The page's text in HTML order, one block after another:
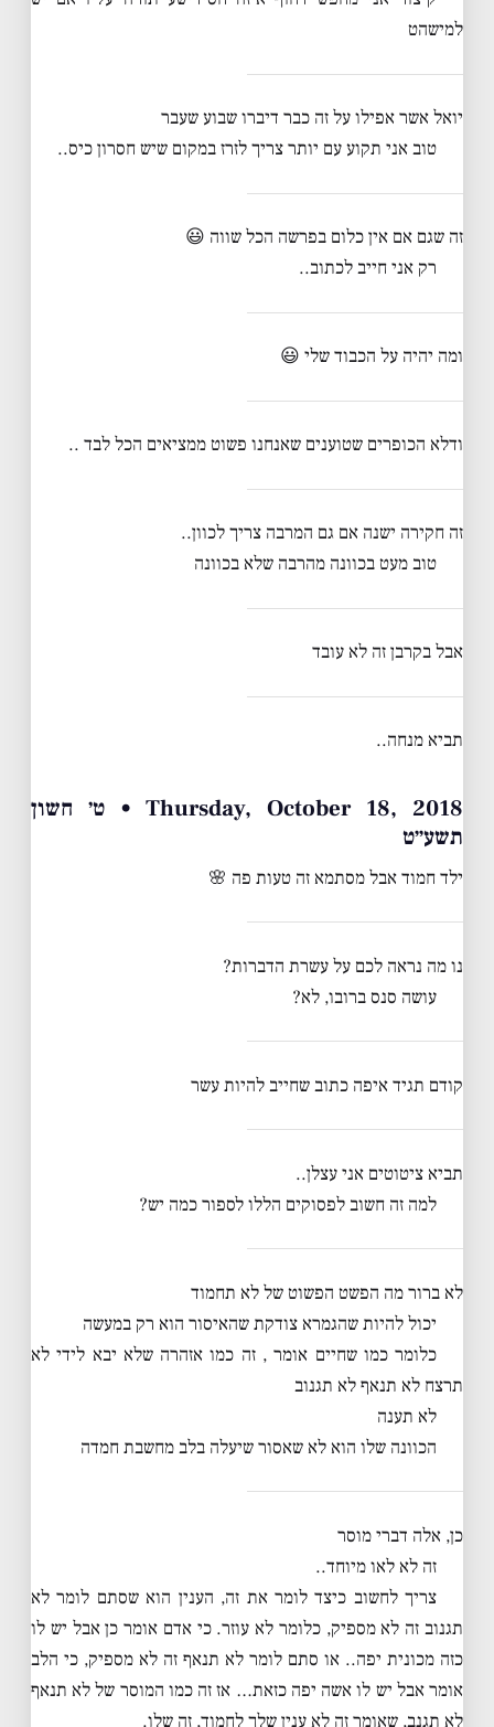
למישהט
יואל אשר אפילו על זה כבר דיברו שבוע שעבר
טוב אני תקוע עם יותר צריך לזרז במקום שיש חסרון כיס..
זה שגם אם אין כלום בפרשה הכל שווה 😃
רק אני חייב לכתוב..
ומה יהיה על הכבוד שלי 😃
ודלא הכופרים שטוענים שאנחנו פשוט ממציאים הכל לבד ..
זה חקירה ישנה אם גם המרבה צריך לכוון..
טוב מעט בכוונה מהרבה שלא בכוונה
אבל בקרבן זה לא עובד
תביא מנחה..
Thursday, October 18, 2018 • ט׳ חשון
תשע״ט
ילד חמוד אבל מסתמא זה טעות פה 🌸
נו מה נראה לכם על עשרת הדברות?
עושה סנס ברובו, לא?
קודם תגיד איפה כתוב שחייב להיות עשר
תביא ציטוטים אני עצלן..
למה זה חשוב לפסוקים הללו לספור כמה יש?
לא ברור מה הפשט הפשוט של לא תחמוד
יכול להיות שהגמרא צודקת שהאיסור הוא רק במעשה
כלומר כמו שחיים אומר , זה כמו אזהרה שלא יבא לידי לא
תרצח לא תנאף לא תגנוב
לא תענה
הכוונה שלו הוא לא שאסור שיעלה בלב מחשבת חמדה
כן, אלה דברי מוסר
זה לא לאו מיוחד..
צריך לחשוב כיצד לומר את זה, הענין הוא שסתם לומר לא
תגנוב זה לא מספיק, כלומר לא עוזר. כי אדם אומר כן אבל יש לו
כזה מכונית יפה.. או סתם לומר לא תנאף זה לא מספיק, כי הלב
אומר אבל יש לו אשה יפה כזאת… אז זה כמו המוסר של לא תנאף
לא תגנב, שאומר זה לא ענין שלך לחמוד, זה שלו.